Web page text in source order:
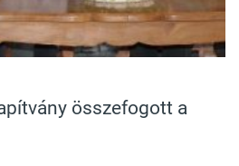
összefogott a